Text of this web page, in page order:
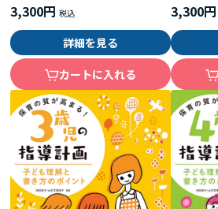
3,300円
詳細を見る
カートに入れる
3,300円